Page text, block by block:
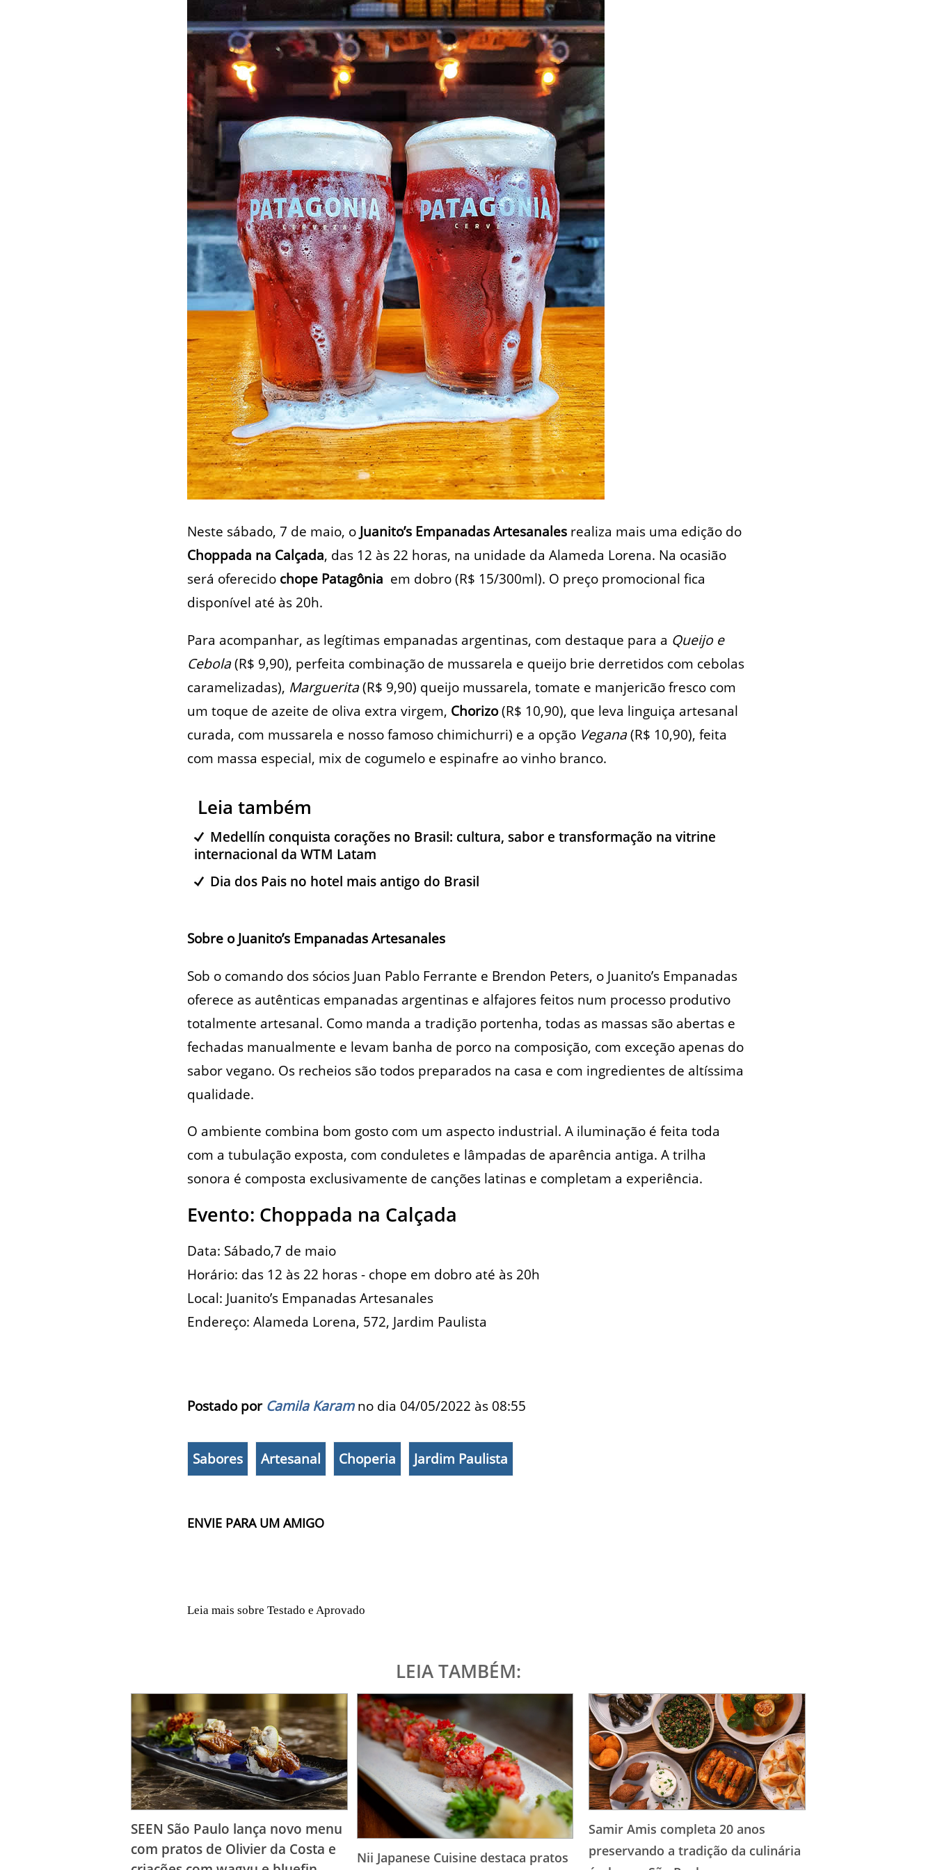
Neste sábado, 7 de maio, o Juanito’s Empanadas Artesanalesrealiza mais uma edição do
Choppada na Calçada, das 12 às 22 horas, na unidade da Alameda Lorena. Na ocasião
será oferecido chope Patagônia em dobro (R$ 15/300ml). O preço promocional fica
disponível até às 20h.
Para acompanhar, as legítimas empanadas argentinas, com destaque para a Queijo e
Cebola(R$ 9,90), perfeita combinação de mussarela e queijo brie derretidos com cebolas
caramelizadas), Marguerita(R$ 9,90) queijo mussarela, tomate e manjericão fresco com
um toque de azeite de oliva extra virgem, Chorizo(R$ 10,90), que leva linguiça artesanal
curada, com mussarela e nosso famoso chimichurri) e a opção Vegana(R$ 10,90), feita
com massa especial, mix de cogumelo e espinafre ao vinho branco.
Leia também
Medellín conquista corações no Brasil: cultura, sabor e transformação na vitrine
internacional da WTM Latam
Dia dos Pais no hotel mais antigo do Brasil
Sobre o Juanito’s Empanadas Artesanales
Sob o comando dos sócios Juan Pablo Ferrante e Brendon Peters, o Juanito’s Empanadas
oferece as autênticas empanadas argentinas e alfajores feitos num processo produtivo
totalmente artesanal. Como manda a tradição portenha, todas as massas são abertas e
fechadas manualmente e levam banha de porco na composição, com exceção apenas do
sabor vegano. Os recheios são todos preparados na casa e com ingredientes de altíssima
qualidade.
O ambiente combina bom gosto com um aspecto industrial. A iluminação é feita toda
com a tubulação exposta, com conduletes e lâmpadas de aparência antiga. A trilha
sonora é composta exclusivamente de canções latinas e completam a experiência.
Evento: Choppada na Calçada
Data: Sábado,7 de maio
Horário: das 12 às 22 horas - chope em dobro até às 20h
Local: Juanito’s Empanadas Artesanales
Endereço: Alameda Lorena, 572, Jardim Paulista
Postado por Camila Karam no dia 04/05/2022 às 08:55
Sabores Artesanal Choperia Jardim Paulista
ENVIE PARA UM AMIGO
Leia mais sobre Testado e Aprovado
LEIA TAMBÉM:
SEEN São Paulo lança novo menu
com pratos de Olivier da Costa e
Nii Japanese Cuisine destaca pratos
Samir Amis completa 20 anos
preservando a tradição da culinária